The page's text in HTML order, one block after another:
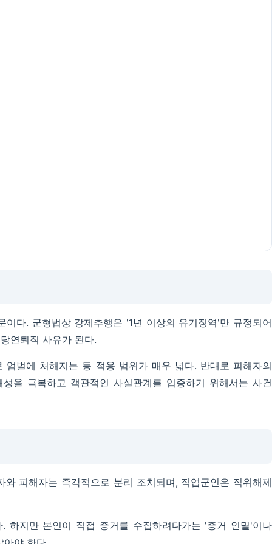
다. 군형법상 강제추행은 '1년 이상의 유기징역'만 규정되어
연퇴직 사유가 된다.
벌에 처해지는 등 적용 범위가 매우 넓다. 반대로 피해자의
을 극복하고 객관적인 사실관계를 입증하기 위해서는 사건
피해자는 즉각적으로 분리 조치되며, 직업군인은 직위해제
지만 본인이 직접 증거를 수집하려다가는 '증거 인멸'이나